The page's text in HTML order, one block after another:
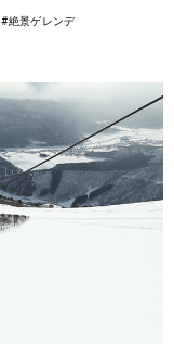
#絶景ゲレンデ